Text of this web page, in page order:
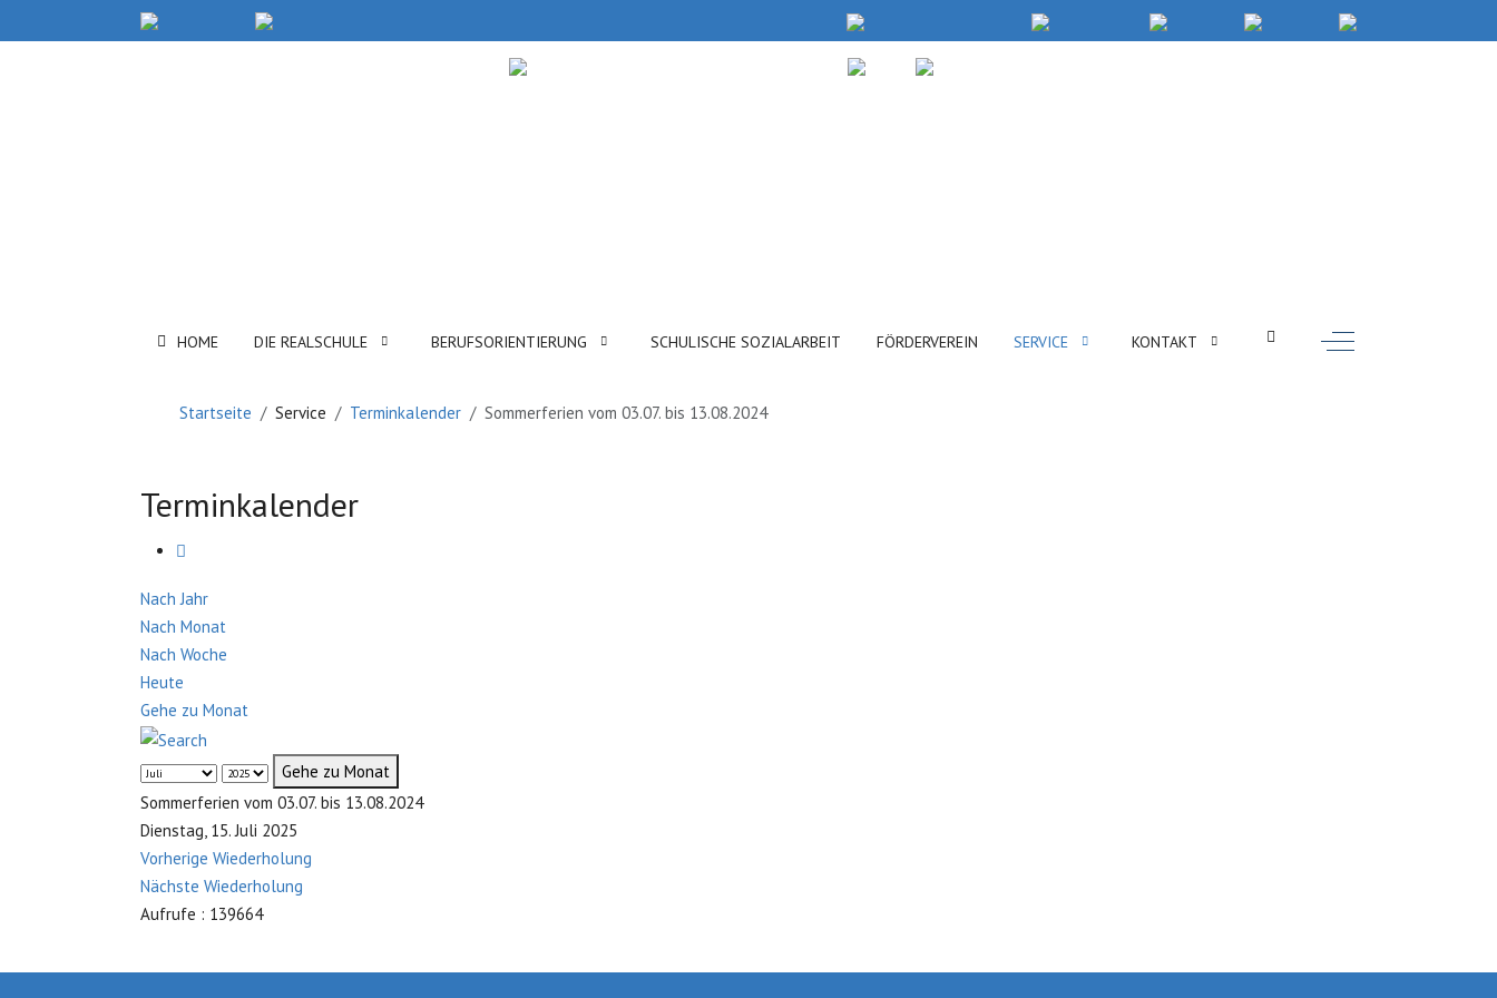
HOME DIE REALSCHULE BERUFSORIENTIERUNG SCHULISCHE SOZIALARBEIT FÖRDERVEREIN SERVICE KONTAKT Off-Canvas Toggle
Startseite Service Terminkalender Sommerferien vom 03.07. bis 13.08.2024
Terminkalender
Nach Jahr
Nach Monat
Nach Woche
Heute
Gehe zu Monat
Gehe zu Monat
Sommerferien vom 03.07. bis 13.08.2024
Dienstag, 15. Juli 2025
Vorherige Wiederholung
Nächste Wiederholung
Aufrufe : 139664